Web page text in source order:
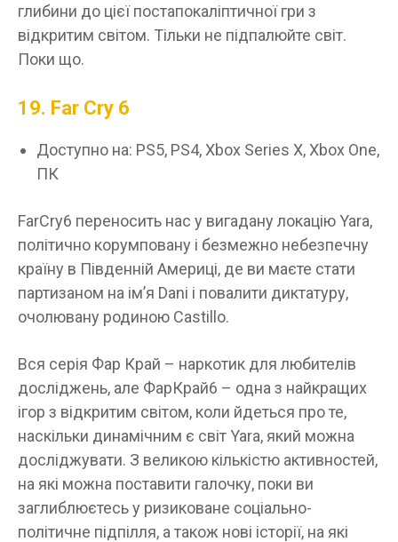
глибини до цієї постапокаліптичної гри з
відкритим світом. Тільки не підпалюйте світ.
Поки що.
19. Far Cry 6
Доступно на: PS5, PS4, Xbox Series X, Xbox One,
ПК
FarCry6 переносить нас у вигадану локацію Yara,
політично корумповану і безмежно небезпечну
країну в Південній Америці, де ви маєте стати
партизаном на ім’я Dani і повалити диктатуру,
очолювану родиною Castillo.
Вся серія Фар Край – наркотик для любителів
досліджень, але ФарКрай6 – одна з найкращих
ігор з відкритим світом, коли йдеться про те,
наскільки динамічним є світ Yara, який можна
досліджувати. З великою кількістю активностей,
на які можна поставити галочку, поки ви
заглиблюєтесь у ризиковане соціально-
політичне підпілля, а також нові історії, на які